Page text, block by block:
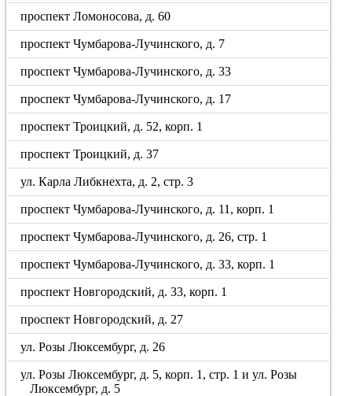
проспект Ломоносова, д. 60
проспект Чумбарова-Лучинского, д. 7
проспект Чумбарова-Лучинского, д. 33
проспект Чумбарова-Лучинского, д. 17
проспект Троицкий, д. 52, корп. 1
проспект Троицкий, д. 37
ул. Карла Либкнехта, д. 2, стр. 3
проспект Чумбарова-Лучинского, д. 11, корп. 1
проспект Чумбарова-Лучинского, д. 26, стр. 1
проспект Чумбарова-Лучинского, д. 33, корп. 1
проспект Новгородский, д. 33, корп. 1
проспект Новгородский, д. 27
ул. Розы Люксембург, д. 26
ул. Розы Люксембург, д. 5, корп. 1, стр. 1 и ул. Розы
Люксембург, д. 5